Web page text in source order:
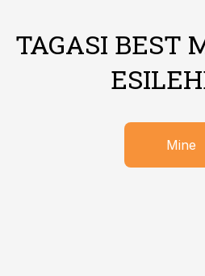
TAGASI BEST
Mine